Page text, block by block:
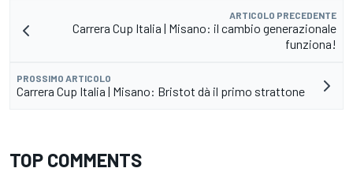
ARTICOLO PRECEDENTE
Carrera Cup Italia | Misano: il cambio generazionale
funziona!
PROSSIMO ARTICOLO
Carrera Cup Italia | Misano: Bristot dà il primo strattone
TOP COMMENTS